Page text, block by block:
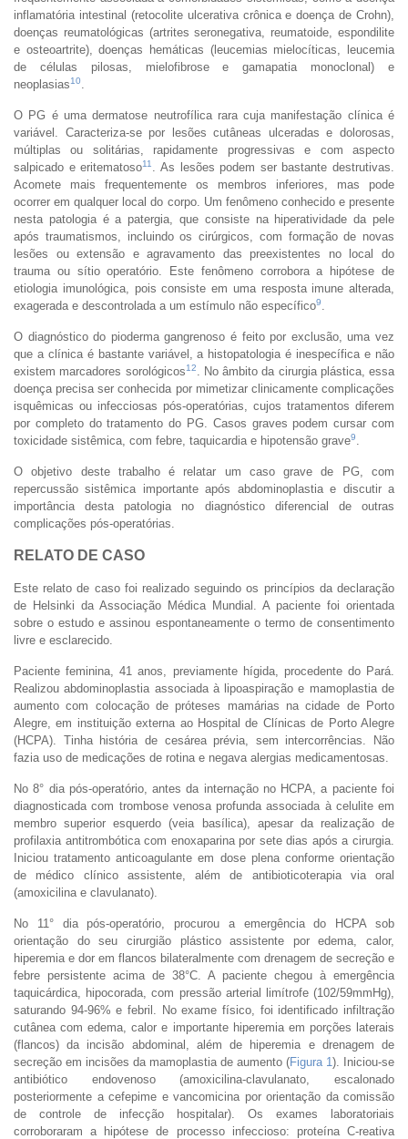
inflamatória intestinal (retocolite ulcerativa crônica e doença de Crohn),
doenças reumatológicas (artrites seronegativa, reumatoide, espondilite
e osteoartrite), doenças hemáticas (leucemias mielocíticas, leucemia
de células pilosas, mielofibrose e gamapatia monoclonal) e
neoplasias10
O PG é uma dermatose neutrofílica rara cuja manifestação clínica é
variável. Caracteriza-se por lesões cutâneas ulceradas e dolorosas,
múltiplas ou solitárias, rapidamente progressivas e com aspecto
salpicado e eritematoso11
. As lesões podem ser bastante destrutivas.
Acomete mais frequentemente os membros inferiores, mas pode
ocorrer em qualquer local do corpo. Um fenômeno conhecido e presente
nesta patologia é a patergia, que consiste na hiperatividade da pele
após traumatismos, incluindo os cirúrgicos, com formação de novas
lesões ou extensão e agravamento das preexistentes no local do
trauma ou sítio operatório. Este fenômeno corrobora a hipótese de
etiologia imunológica, pois consiste em uma resposta imune alterada,
exagerada e descontrolada a um estímulo não específico9
O diagnóstico do pioderma gangrenoso é feito por exclusão, uma vez
que a clínica é bastante variável, a histopatologia é inespecífica e não
existem marcadores sorológicos12
. No âmbito da cirurgia plástica, essa
doença precisa ser conhecida por mimetizar clinicamente complicações
isquêmicas ou infecciosas pós-operatórias, cujos tratamentos diferem
por completo do tratamento do PG. Casos graves podem cursar com
toxicidade sistêmica, com febre, taquicardia e hipotensão grave9
O objetivo deste trabalho é relatar um caso grave de PG, com
repercussão sistêmica importante após abdominoplastia e discutir a
importância desta patologia no diagnóstico diferencial de outras
complicações pós-operatórias.
RELATO DE CASO
Este relato de caso foi realizado seguindo os princípios da declaração
de Helsinki da Associação Médica Mundial. A paciente foi orientada
sobre o estudo e assinou espontaneamente o termo de consentimento
livre e esclarecido.
Paciente feminina, 41 anos, previamente hígida, procedente do Pará.
Realizou abdominoplastia associada à lipoaspiração e mamoplastia de
aumento com colocação de próteses mamárias na cidade de Porto
Alegre, em instituição externa ao Hospital de Clínicas de Porto Alegre
(HCPA). Tinha história de cesárea prévia, sem intercorrências. Não
fazia uso de medicações de rotina e negava alergias medicamentosas.
No 8° dia pós-operatório, antes da internação no HCPA, a paciente foi
diagnosticada com trombose venosa profunda associada à celulite em
membro superior esquerdo (veia basílica), apesar da realização de
profilaxia antitrombótica com enoxaparina por sete dias após a cirurgia.
Iniciou tratamento anticoagulante em dose plena conforme orientação
de médico clínico assistente, além de antibioticoterapia via oral
(amoxicilina e clavulanato).
No 11° dia pós-operatório, procurou a emergência do HCPA sob
orientação do seu cirurgião plástico assistente por edema, calor,
hiperemia e dor em flancos bilateralmente com drenagem de secreção e
febre persistente acima de 38°C. A paciente chegou à emergência
taquicárdica, hipocorada, com pressão arterial limítrofe (102/59mmHg),
saturando 94-96% e febril. No exame físico, foi identificado infiltração
cutânea com edema, calor e importante hiperemia em porções laterais
(flancos) da incisão abdominal, além de hiperemia e drenagem de
secreção em incisões da mamoplastia de aumento (Figura 1 ). Iniciou-se
antibiótico endovenoso (amoxicilina-clavulanato, escalonado
posteriormente a cefepime e vancomicina por orientação da comissão
de controle de infecção hospitalar). Os exames laboratoriais
corroboraram a hipótese de processo infeccioso: proteína C-reativa